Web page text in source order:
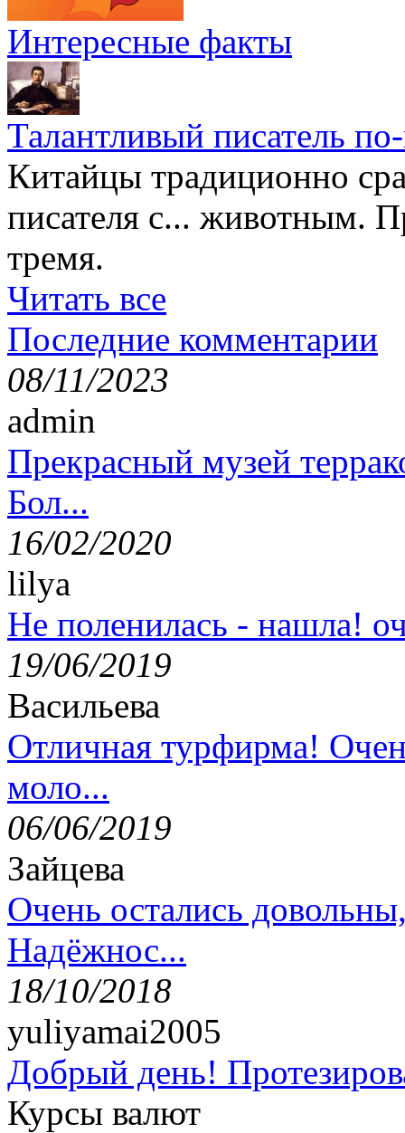
Интересные факты
Талантливый писатель
Китайцы традиционно
писателя с... животным.
тремя.
Читать все
Последние комментарии
08/11/2023
admin
Прекрасный музей
Бол...
16/02/2020
lilya
Не поленилась - нашла!
19/06/2019
Васильева
Отличная турфирма!
моло...
06/06/2019
Зайцева
Очень остались
Надёжнос...
18/10/2018
yuliyamai2005
Добрый день!
Курсы валют